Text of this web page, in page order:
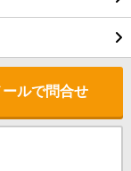
ールで問合せ